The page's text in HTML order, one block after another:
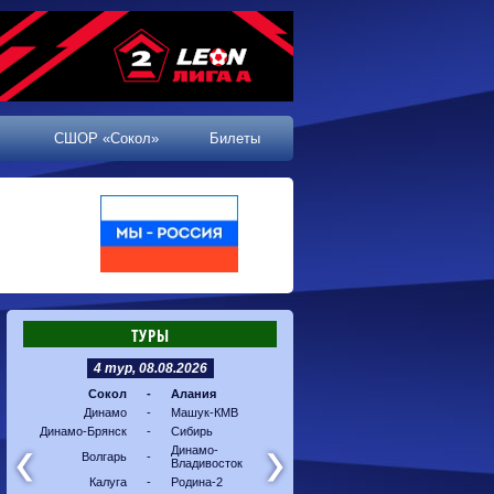
СШОР «Сокол» Билеты
ТУРЫ
4 тур, 08.08.2026
Сокол -
Алания
Динамо
-
Машук-КМВ
Динамо-Брянск
-
Сибирь
Волгарь
-
Динамо-
Владивосток
Калуга
- Родина-2
Сибирь